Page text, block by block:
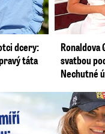
dcery:
táta
Ronaldova
svatbou
Nechutné
na Primu. Překvapení